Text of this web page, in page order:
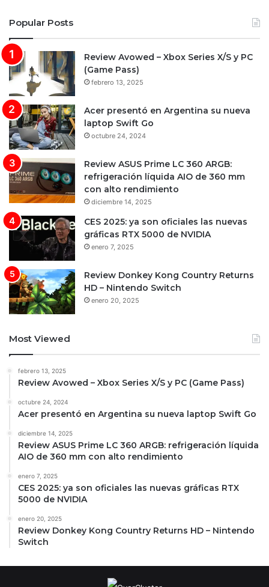
Popular Posts
Review Avowed – Xbox Series X/S y PC
(Game Pass)
febrero 13, 2025
Acer presentó en Argentina su nueva
laptop Swift Go
octubre 24, 2024
Review ASUS Prime LC 360 ARGB:
refrigeración líquida AIO de 360 mm
con alto rendimiento
diciembre 14, 2025
CES 2025: ya son oficiales las nuevas
gráficas RTX 5000 de NVIDIA
enero 7, 2025
Review Donkey Kong Country Returns
HD – Nintendo Switch
enero 20, 2025
Most Viewed
febrero 13, 2025
Review Avowed – Xbox Series X/S y PC (Game Pass)
octubre 24, 2024
Acer presentó en Argentina su nueva laptop Swift Go
diciembre 14, 2025
Review ASUS Prime LC 360 ARGB: refrigeración líquida
AIO de 360 mm con alto rendimiento
enero 7, 2025
CES 2025: ya son oficiales las nuevas gráficas RTX
5000 de NVIDIA
enero 20, 2025
Review Donkey Kong Country Returns HD – Nintendo
Switch